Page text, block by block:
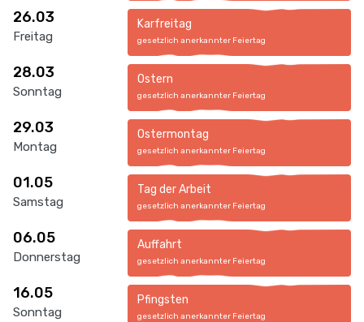
26.03
Freitag
Karfreitag
gesetzlich anerkannter Feiertag
28.03
Sonntag
Ostern
gesetzlich anerkannter Feiertag
29.03
Montag
Ostermontag
gesetzlich anerkannter Feiertag
01.05
Samstag
Tag der Arbeit
gesetzlich anerkannter Feiertag
06.05
Donnerstag
Auffahrt
gesetzlich anerkannter Feiertag
16.05
Sonntag
Pfingsten
gesetzlich anerkannter Feiertag